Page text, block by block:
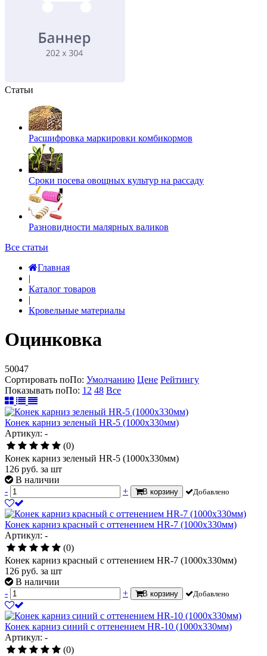
Статьи
Расшифровка маркировки комбикормов
Сроки посева овощных культур на рассаду
Разновидности малярных валиков
Все статьи
Главная
|
Каталог товаров
|
Кровельные материалы
Оцинковка
50047
Сортировать поПо: Умолчанию Цене Рейтингу
Показывать поПо: 12 48 Все
Конек карниз зеленый HR-5 (1000х330мм)
Артикул: -
(0)
Конек карниз зеленый HR-5 (1000х330мм)
126 руб. за шт
В наличии
-
+ В корзину Добавлено
Конек карниз красный с оттенением HR-7 (1000х330мм)
Артикул: -
(0)
Конек карниз красный с оттенением HR-7 (1000х330мм)
126 руб. за шт
В наличии
-
+ В корзину Добавлено
Конек карниз синий с оттенением HR-10 (1000х330мм)
Артикул: -
(0)